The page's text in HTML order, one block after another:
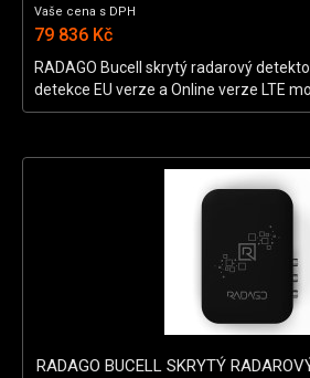
Vaše cena s DPH
79 836 Kč
RADAGO Bucell skrytý radarový
detekce EU verze a Online verze LTE
systém, který umožňuje přidávat další
jednotka s on-line funkcemi, vlastní
komunikačním rozhraním pro připojení
současné době jde o nejvýkonnější
RADAGO BUCELL SKRYTÝ